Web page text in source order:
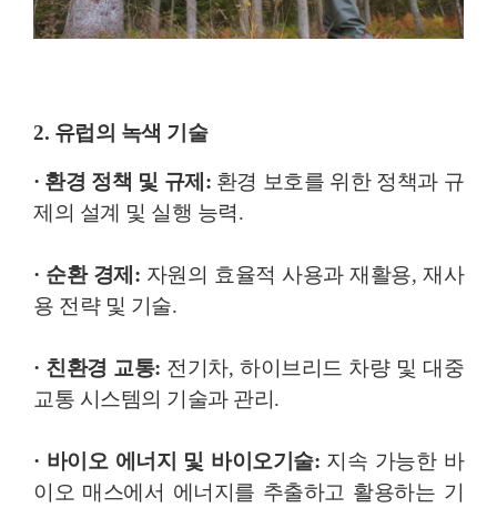
2. 유럽의 녹색 기술
· 환경 정책 및 규제: 환경 보호를 위한 정책과 규
제의 설계 및 실행 능력.
· 순환 경제: 자원의 효율적 사용과 재활용, 재사
용 전략 및 기술.
· 친환경 교통: 전기차, 하이브리드 차량 및 대중
교통 시스템의 기술과 관리.
· 바이오 에너지 및 바이오기술: 지속 가능한 바
이오 매스에서 에너지를 추출하고 활용하는 기